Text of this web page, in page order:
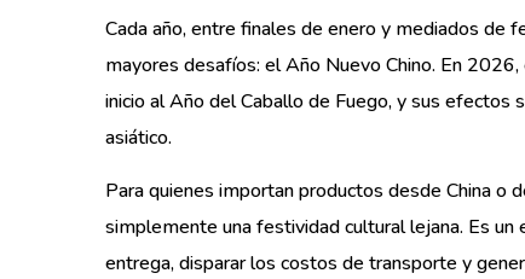
Cada año, entre finales de enero y mediados de
mayores desafíos: el Año Nuevo Chino. En
inicio al Año del Caballo de Fuego, y sus
asiático.
Para quienes importan productos desde China o
simplemente una festividad cultural lejana. Es
entrega, disparar los costos de transporte y